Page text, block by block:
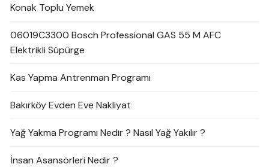
Konak Toplu Yemek
06019C3300 Bosch Professional GAS 55 M AFC
Elektrikli Süpürge
Kas Yapma Antrenman Programı
Bakırköy Evden Eve Nakliyat
Yağ Yakma Programı Nedir ? Nasıl Yağ Yakılır ?
İnsan Asansörleri Nedir ?